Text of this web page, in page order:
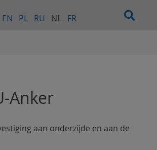
EN PL RU NL FR
Anker
aan onderzijde en aan de